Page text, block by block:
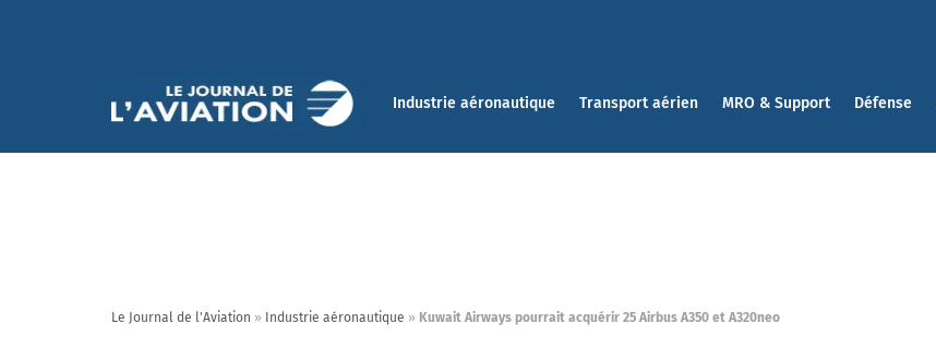
Industrie aéronautique Transport aérien MRO & Support Défense
Le Journal de l'Aviation » Industrie aéronautique » Kuwait Airways pourrait acquérir 25 Airbus A350 et A320neo